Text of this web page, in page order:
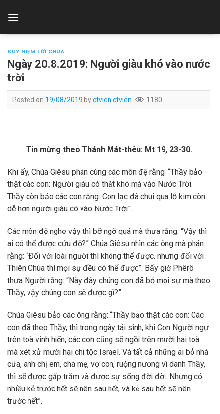
SUY NIỆM LỜI CHÚA
Ngày 20.8.2019: Người giàu khó vào nước
trời
Posted on 19/08/2019 byctvien ctvien 1180
Tin mừng theo Thánh Mát-thêu: Mt 19, 23-30.
Khi ấy, Chúa Giêsu phán cùng các môn đệ rằng: “Thầy bảo
thật các con: Người giàu có thật khó mà vào Nước Trời.
Thầy còn bảo các con rằng: Con lạc đà chui qua lỗ kim còn
dễ hơn người giàu có vào Nước Trời”.
Các môn đệ nghe vậy thì bỡ ngỡ quá mà thưa rằng: “Vậy thì
ai có thể được cứu độ?” Chúa Giêsu nhìn các ông mà phán
rằng: “Ðối với loài người thì không thể được, nhưng đối với
Thiên Chúa thì mọi sự đều có thể được”. Bấy giờ Phêrô
thưa Người rằng: “Này đây chúng con đã bỏ mọi sự mà theo
Thầy, vậy chúng con sẽ được gì?”
Chúa Giêsu bảo các ông rằng: “Thầy bảo thật các con: Các
con đã theo Thầy, thì trong ngày tái sinh, khi Con Người ngự
trên toà vinh hiển, các con cũng sẽ ngồi trên mười hai toà
mà xét xử mười hai chi tộc Israel. Và tất cả những ai bỏ nhà
cửa, anh chị em, cha mẹ, vợ con, ruộng nương vì danh Thầy,
thì sẽ được gấp trăm và được sự sống đời đời. Nhưng có
nhiều kẻ trước hết sẽ nên sau hết, và kẻ sau hết sẽ nên
trước hết”.